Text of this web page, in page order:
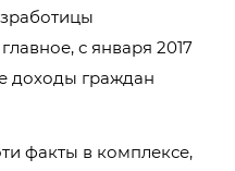
с января 2017
доходы граждан
факты в комплексе,